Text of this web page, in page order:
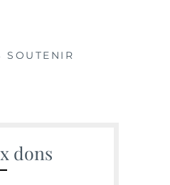
SOUTENIR
dons